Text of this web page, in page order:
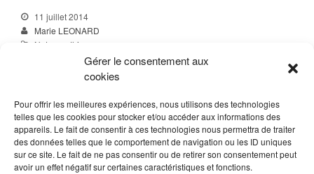
Gérer le consentement aux
cookies
Pour offrir les meilleures expériences, nous utilisons des technologies
telles que les cookies pour stocker et/ou accéder aux informations des
appareils. Le fait de consentir à ces technologies nous permettra de traiter
des données telles que le comportement de navigation ou les ID uniques
sur ce site. Le fait de ne pas consentir ou de retirer son consentement peut
avoir un effet négatif sur certaines caractéristiques et fonctions.
11 juillet 2014
Marie LEONARD
Naturopathie
Désintoxication,Nutrition,Spiruline,Spiruline péi